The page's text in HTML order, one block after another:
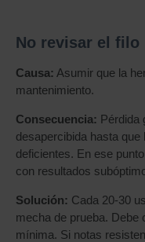
No revisar el filo
Causa: Asumir que la
mantenimiento.
Consecuencia: Pérdida
desapercibida hasta
deficientes. En ese
con resultados
Solución: Cada 20-30
mecha de prueba. Debe
mínima. Si notas